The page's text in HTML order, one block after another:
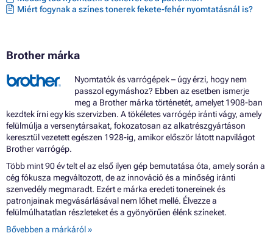
BROTHER DCP-560CN
BROTHER DCP-770CW
BROTHER INTELLIFAX 1960C
BROTHER INTELLIFAX 2480C
BROTHER INTELLIFAX 2580C
BROTHER MFC-240C
BROTHER MFC-3360C
BROTHER MFC-440CN
BROTHER MFC-465CN
BROTHER MFC-5460CN
BROTHER MFC-5860CN
BROTHER MFC-660CN
BROTHER MFC-665CW
BROTHER MFC-680 SERIES
BROTHER MFC-680CN
BROTHER MFC-685CW
Miért fogynak a színes tonerek fekete-fehér nyomtatásnál is?
Brother márka
Nyomtatók és varrógépek – úgy érzi, hogy nem
passzol egymáshoz? Ebben az esetben ismerje
meg a Brother márka történetét, amelyet 1908-ban
kezdtek írni egy kis szervizben. A tökéletes varrógép iránti vágy, amely
felülmúlja a versenytársakat, fokozatosan az alkatrészgyártáson
keresztül vezetett egészen 1928-ig, amikor először látott napvilágot
Brother varrógép.
Több mint 90 év telt el az első ilyen gép bemutatása óta, amely során a
cég fókusza megváltozott, de az innováció és a minőség iránti
szenvedély megmaradt. Ezért e márka eredeti tonereinek és
patronjainak megvásárlásával nem lőhet mellé. Élvezze a
felülmúlhatatlan részleteket és a gyönyörűen élénk színeket.
Bővebben a márkáról »